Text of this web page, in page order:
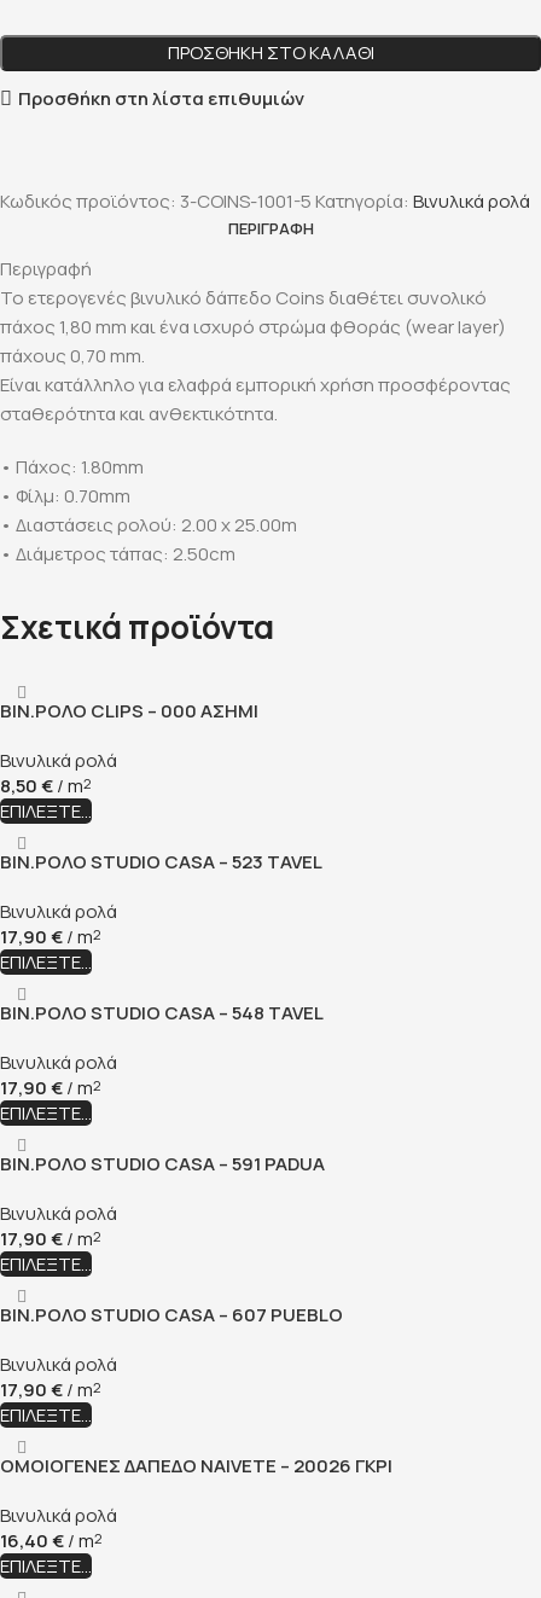
ΠΡΟΣΘΉΚΗ ΣΤΟ ΚΑΛΆΘΙ
Προσθήκη στη λίστα επιθυμιών
Κωδικός προϊόντος: 3-COINS-1001-5 Κατηγορία: Βινυλικά ρολά
ΠΕΡΙΓΡΑΦΉ
Περιγραφή
Το ετερογενές βινυλικό δάπεδο Coins διαθέτει συνολικό
πάχος 1,80 mm και ένα ισχυρό στρώμα φθοράς (wear layer)
πάχους 0,70 mm.
Είναι κατάλληλο για ελαφρά εμπορική χρήση προσφέροντας
σταθερότητα και ανθεκτικότητα.
• Πάχος: 1.80mm
• Φίλμ: 0.70mm
• Διαστάσεις ρολού: 2.00 x 25.00m
• Διάμετρος τάπας: 2.50cm
Σχετικά προϊόντα
ΒΙΝ.ΡΟΛΟ CLIPS – 000 ΑΣΗΜΙ
Βινυλικά ρολά
8,50€/ m2
ΕΠΙΛΈΞΤΕ...
ΒΙΝ.ΡΟΛΟ STUDIO CASA – 523 TAVEL
Βινυλικά ρολά
17,90€/ m2
ΕΠΙΛΈΞΤΕ...
ΒΙΝ.ΡΟΛΟ STUDIO CASA – 548 TAVEL
Βινυλικά ρολά
17,90€/ m2
ΕΠΙΛΈΞΤΕ...
ΒΙΝ.ΡΟΛΟ STUDIO CASA – 591 PADUA
Βινυλικά ρολά
17,90€/ m2
ΕΠΙΛΈΞΤΕ...
ΒΙΝ.ΡΟΛΟ STUDIO CASA – 607 PUEBLO
Βινυλικά ρολά
17,90€/ m2
ΕΠΙΛΈΞΤΕ...
ΟΜΟΙΟΓΕΝΕΣ ΔΑΠΕΔΟ NAIVETE – 20026 ΓΚΡΙ
Βινυλικά ρολά
16,40€/ m2
ΕΠΙΛΈΞΤΕ...